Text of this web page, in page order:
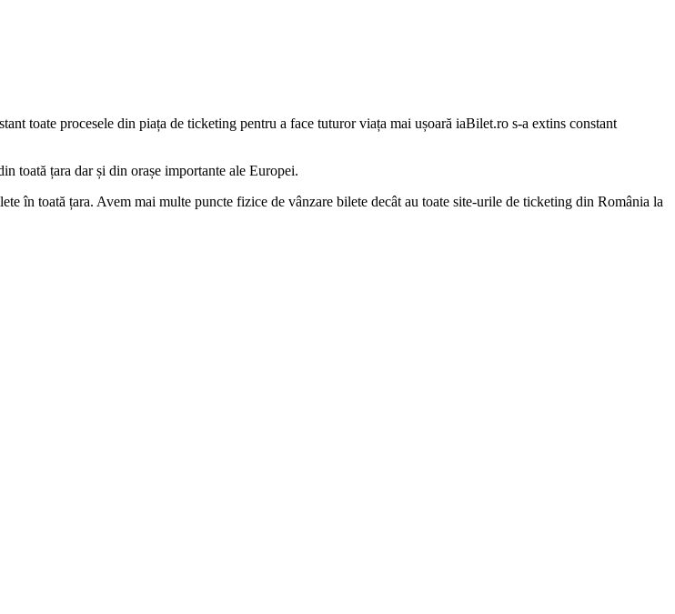
toate procesele din piața de ticketing pentru a face tuturor viața mai ușoară iaBilet.ro s-a extins constant
toată țara dar și din orașe importante ale Europei.
în toată țara. Avem mai multe puncte fizice de vânzare bilete decât au toate site-urile de ticketing din România la